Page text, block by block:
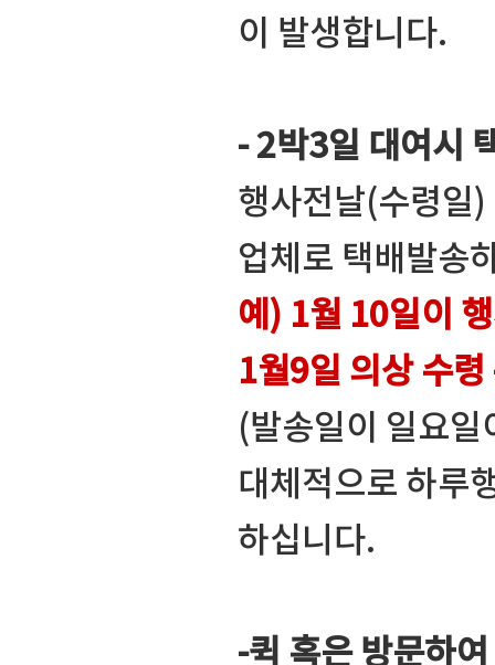
이 발생합니다.
- 2박3일 대여시
행사전날(수령일
업체로 택배발송
예) 1월 10일이
1월9일 의상 수
(발송일이 일요
대체적으로 하루
하십니다.
-퀵 혹은 방문하